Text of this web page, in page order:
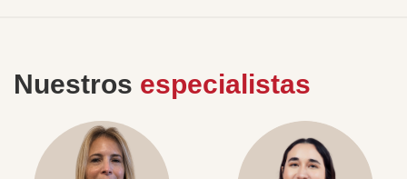
Nuestros especialistas